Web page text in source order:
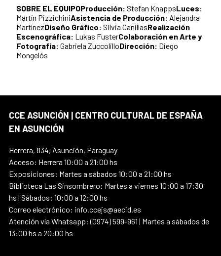
SOBRE EL EQUIPOProducción: Stefan KnappsLuces:
Martín PizzichiniAsistencia de Producción: Alejandra
MartínezDiseño Gráfico: Silvia CanillasRealización
Escenográfica: Lukas FusterColaboración en Arte y
Fotografía: Gabriela ZuccolilloDirección: Diego
Mongelós
CCE ASUNCIÓN | CENTRO CULTURAL DE ESPAÑA
EN ASUNCIÓN
Herrera, 834, Asunción, Paraguay
Acceso: Herrera 10:00 a 21:00 hs
Exposiciones: Martes a sábados 10:00 a 21:00 hs
Biblioteca Las Sinsombrero: Martes a viernes 10:00 a 17:30
hs | Sábados: 10:00 a 12:00 hs
Correo electrónico: info.ccejs@aecid.es
Atención vía Whatsapp: (0974) 599-961 | Martes a sábados de
13:00 hs a 20:00 hs